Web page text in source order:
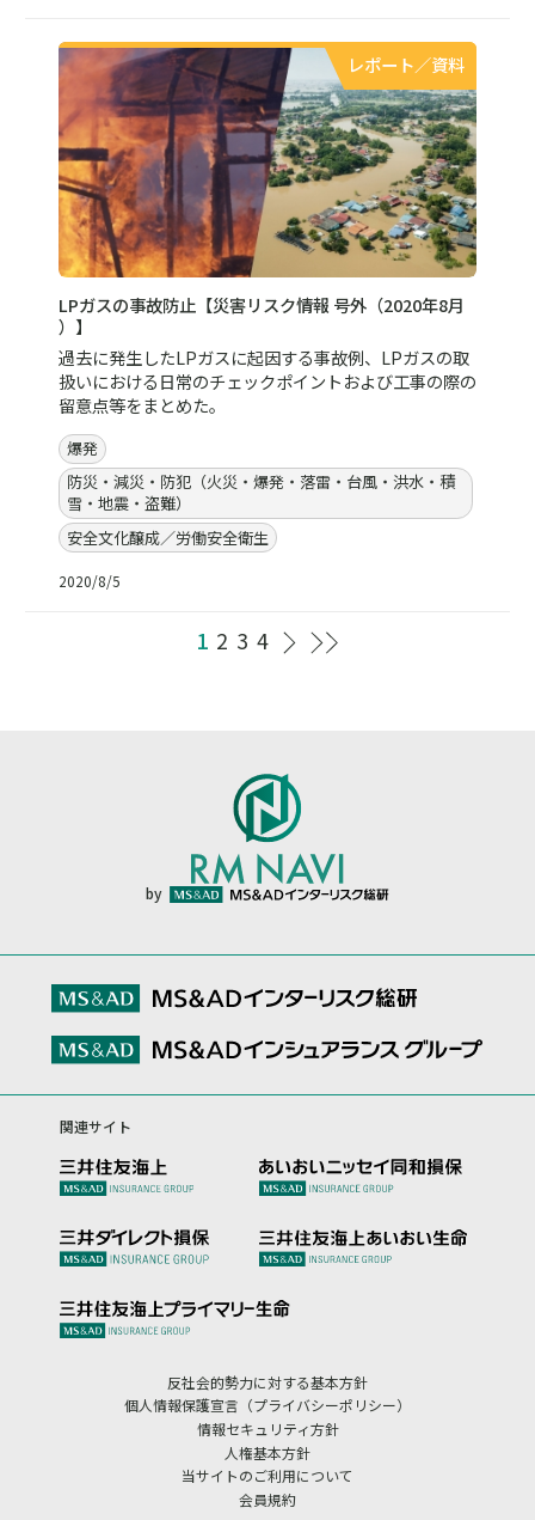
レポート／資料
LPガスの事故防止【災害リスク情報 号外（2020年8月
）】
過去に発生したLPガスに起因する事故例、LPガスの取
扱いにおける日常のチェックポイントおよび工事の際の
留意点等をまとめた。
爆発
防災・減災・防犯（火災・爆発・落雷・台風・洪水・積
雪・地震・盗難）
安全文化醸成／労働安全衛生
2020/8/5
1 2 3 4
by
関連サイト
反社会的勢力に対する基本方針
個人情報保護宣言（プライバシーポリシー）
情報セキュリティ方針
人権基本方針
当サイトのご利用について
会員規約